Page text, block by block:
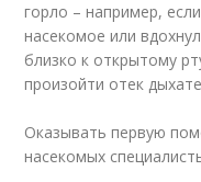
горло – например,
насекомое или
близко к открытому
произойти отек
Оказывать первую
насекомых